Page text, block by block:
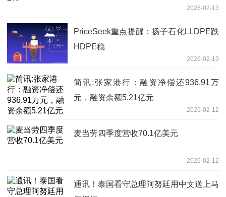
2026-02-13
PriceSeek重点提醒：扬子石化LLDPE跌
HDPE稳
2026-02-13
简讯:张家港行：融资净偿还936.91万
元，融资余额5.21亿元
2026-02-12
麦当劳四季度营收70.1亿美元
2026-02-12
通讯！泰国看守总理阿努廷用中文送上马